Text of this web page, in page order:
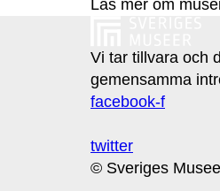
Läs mer om
Vi tar tillvara och
gemensamma
facebook-f
twitter
© Sveriges